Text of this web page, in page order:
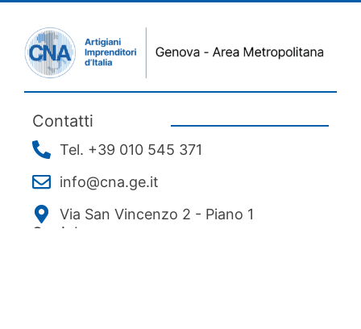
Contatti
Tel. +39 010 545 371
info@cna.ge.it
Via San Vincenzo 2 - Piano 1
Social